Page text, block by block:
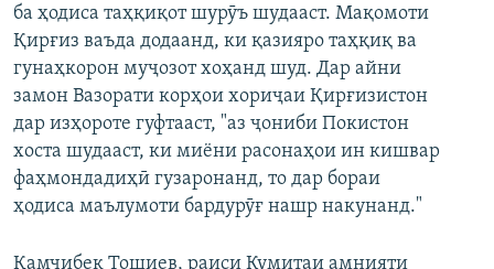
Auto 240p 360p 480p
720p 810p
480p
810p
ба ҳодиса таҳқиқот шурӯъ шудааст. Мақомоти
Қирғиз ваъда додаанд, ки қазияро таҳқиқ ва
гунаҳкорон муҷозот хоҳанд шуд. Дар айни
замон Вазорати корҳои хориҷаи Қирғизистон
дар изҳороте гуфтааст, "аз ҷониби Покистон
хоста шудааст, ки миёни расонаҳои ин кишвар
фаҳмондадиҳӣ гузаронанд, то дар бораи
ҳодиса маълумоти бардурӯғ нашр накунанд."
Қамчибек Тошиев, раиси Кумитаи амнияти